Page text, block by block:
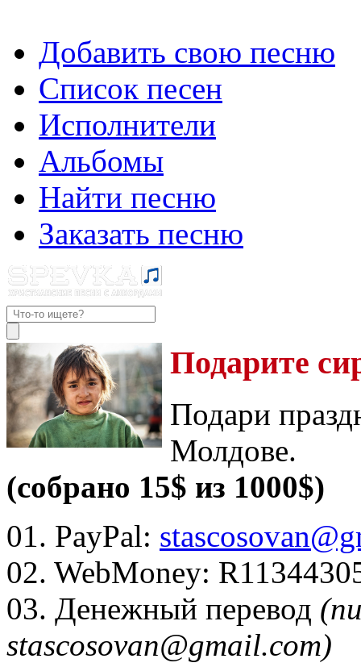
Добавить свою песню
Список песен
Исполнители
Альбомы
Найти песню
Заказать песню
Подарите
Подари
Молдове.
(собрано 15$ из 1000$)
01. PayPal:
02. WebMoney:
03. Денежный перевод
stascosovan@gmail.com)